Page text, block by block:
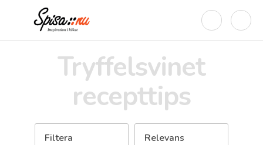
Tryffelsvinet
recepttips
Filtera Relevans